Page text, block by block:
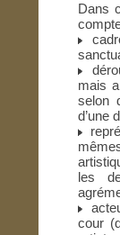
Dans
mais
selon
d’une
les
cour